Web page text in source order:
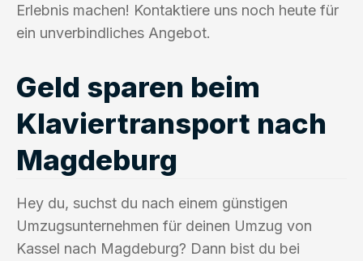
Erlebnis machen! Kontaktiere uns noch heute für
ein unverbindliches Angebot.
Geld sparen beim
Klaviertransport nach
Magdeburg
Hey du, suchst du nach einem günstigen
Umzugsunternehmen für deinen Umzug von
Kassel nach Magdeburg? Dann bist du bei